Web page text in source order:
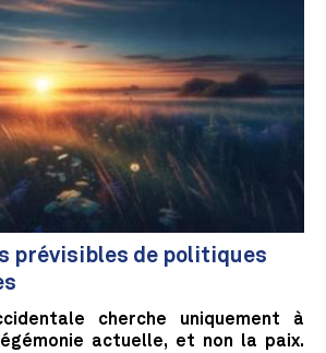
prévisibles de politiques
cherche uniquement à
actuelle, et non la paix.